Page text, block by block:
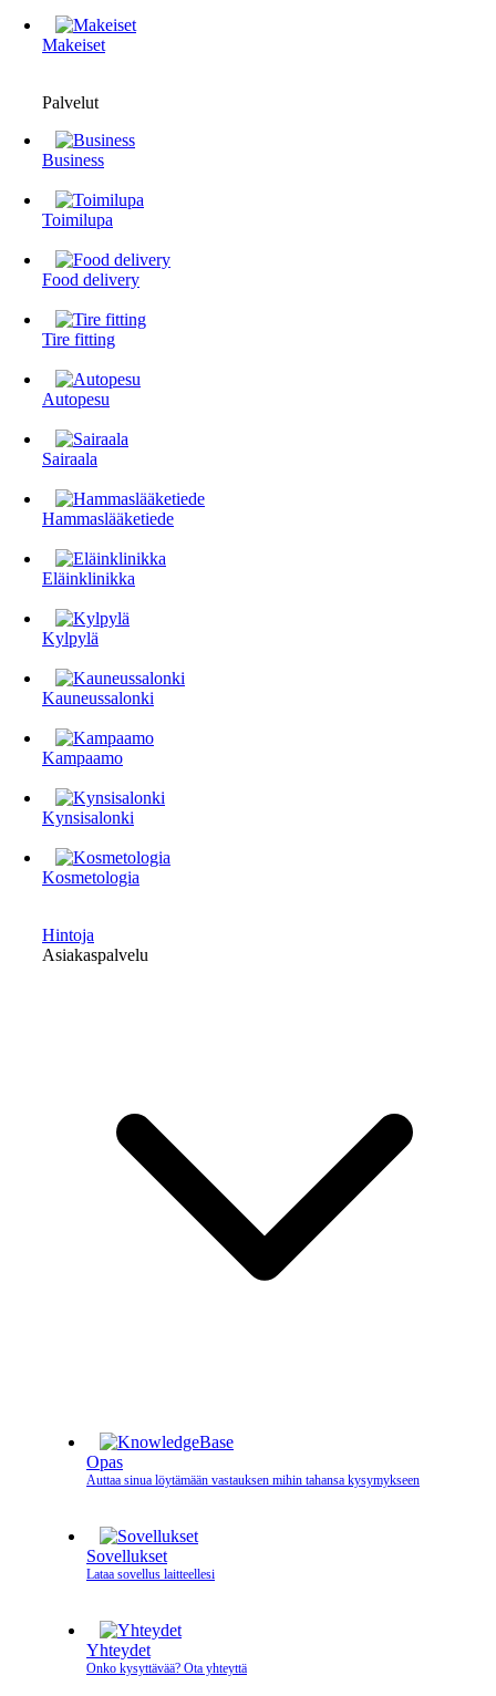
Makeiset
Palvelut
Business
Toimilupa
Food delivery
Tire fitting
Autopesu
Sairaala
Hammaslääketiede
Eläinklinikka
Kylpylä
Kauneussalonki
Kampaamo
Kynsisalonki
Kosmetologia
Hintoja
Asiakaspalvelu
Opas
Auttaa sinua löytämään vastauksen mihin tahansa kysymykseen
Sovellukset
Lataa sovellus laitteellesi
Yhteydet
Onko kysyttävää? Ota yhteyttä